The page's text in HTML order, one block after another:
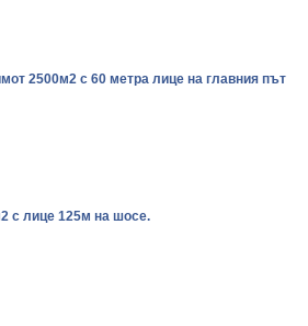
2500м2 с 60 метра лице на главния път
с лице 125м на шосе.